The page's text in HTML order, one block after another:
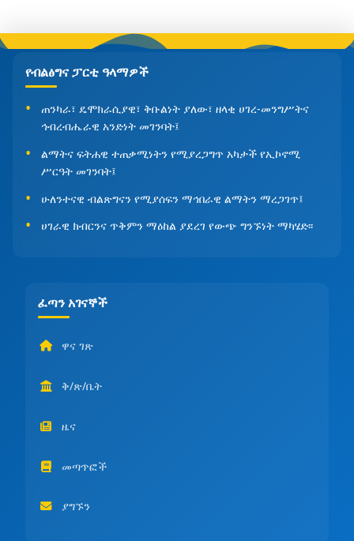
የብልፅግና ፓርቲ ዓላማዎች
ጠንካራ፣ ዴሞክራሲያዊ፣ ቅቡልነት ያለው፣ ዘላቂ ሀገረ-መንግሥትና
ኅብረብሔራዊ አንድነት መገንባት፤
ልማትና ፍትሐዊ ተጠቃሚነትን የሚያረጋግጥ አካታች የኢኮኖሚ
ሥርዓት መገንባት፤
ሁለንተናዊ ብልጽግናን የሚያሰፍን ማኅበራዊ ልማትን ማረጋገጥ፤
ሀገራዊ ክብርንና ጥቅምን ማዕከል ያደረገ የውጭ ግንኙነት ማካሄድ፡፡
ፈጣን አገናኞች
ዋና ገጽ
ቅ/ጽ/ቤት
ዜና
መጣጥፎች
ያግኙን